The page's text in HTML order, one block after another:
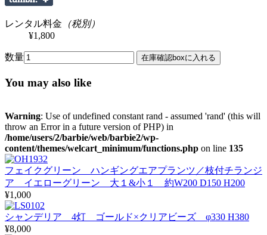
レンタル料金 （税別）
¥1,800
数量
You may also like
Warning: Use of undefined constant rand - assumed 'rand' (this will
throw an Error in a future version of PHP) in
/home/users/2/barbie/web/barbie2/wp-
content/themes/welcart_minimum/functions.php on line 135
フェイクグリーン ハンギングエアプランツ／枝付チランジ
ア イエローグリーン 大１&小１ 約W200 D150 H200
¥1,000
シャンデリア 4灯 ゴールド×クリアビーズ φ330 H380
¥8,000